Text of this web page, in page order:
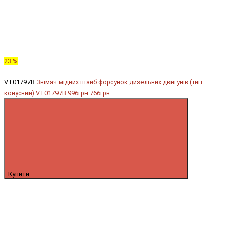
23 %
VT01797B Знімач мідних шайб форсунок дизельних двигунів (тип
конусний) VT01797B 996грн.766грн.
Купити